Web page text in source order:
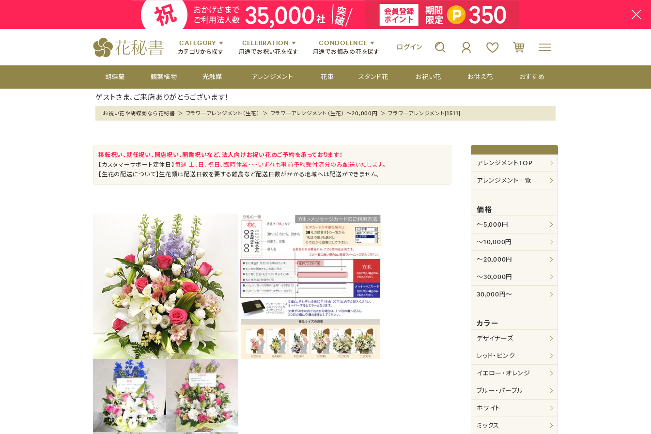
CATEGORY
カテゴリから探す
お祝い花
お供え花
おすすめ
CELEBRATION
用途でお祝い花を探す
開店祝いのお花
開設祝いのお花
楽屋見舞いのお花
個展・展覧会のお花
CONDOLENCE
用途でお悔みの花を探す
四十九日のお供え花
百か日のお供え花
お彼岸のお供え花
供花[通夜・葬儀・告別式]
ログイン
胡蝶蘭 観葉植物 光触媒 アレンジメント 花束 スタンド花 お祝い花 お供え花 おすすめ
ゲストさま、ご来店ありがとうございます！
お祝い花や胡蝶蘭なら花秘書 ＞ フラワーアレンジメント（生花） ＞ フラワーアレンジメント（生花） ～20,000円 ＞ フラワーアレンジメント[1511]
移転祝い、就任祝い、開店祝い、開業祝いなど、法人向けお祝い花のご予約を承っております！
【カスタマーサポート定休日】 毎週 土、日、祝日、臨時休業・・・いずれも事前予約受付済分のみ配送いたします。
【生花の配送について】生花類は配送日数を要する離島など配送日数がかかる地域へは配送ができません。
アレンジメントTOP
アレンジメント一覧
価格
～5,000円
～10,000円
～20,000円
～30,000円
30,000円～
カラー
デザイナーズ
レッド・ピンク
イエロー・オレンジ
ブルー・パープル
ホワイト
ミックス